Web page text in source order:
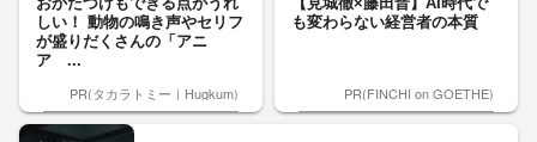
しい！ 動物の鳴き声やセリフ
が盛りだくさんの「アニ
ア ...
PR(タカラトミー｜Hugkum)
も変わらない経営者の本質
PR(FINCHI on GOETHE)